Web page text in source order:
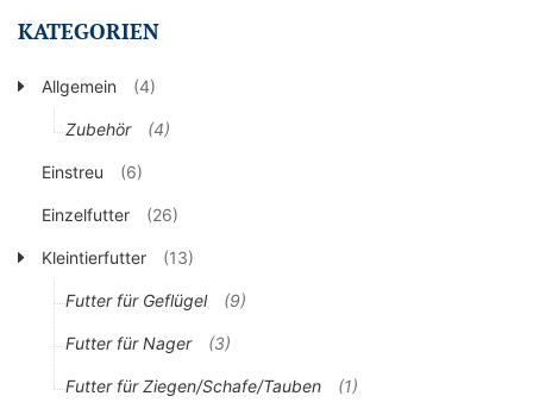
KATEGORIEN
Allgemein (4)
Zubehör (4)
Einstreu (6)
Einzelfutter (26)
Kleintierfutter (13)
Futter für Geflügel (9)
Futter für Nager (3)
Futter für Ziegen/Schafe/Tauben (1)